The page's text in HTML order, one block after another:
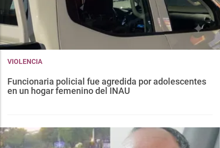
VIOLENCIA
Funcionaria policial fue agredida por adolescentes
en un hogar femenino del INAU